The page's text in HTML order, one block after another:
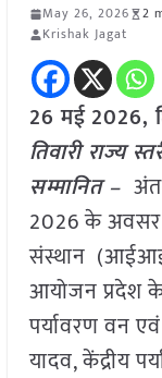
May 26, 2026 2
Krishak Jagat
26 मई2026,
तिवारी राज्य
सम्मानित –
2026 के अवसर
संस्थान
आयोजन प्रदेश के
पर्यावरण वन एवं
यादव, केंद्रीय